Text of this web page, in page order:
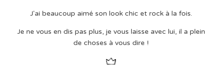
J'ai beaucoup aimé son look chic et rock à la fois.
Je ne vous en dis pas plus, je vous laisse avec lui, il a plein
de choses à vous dire !